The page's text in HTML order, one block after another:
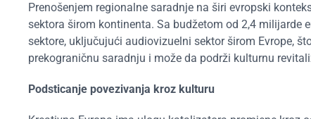
Prenošenjem regionalne saradnje na širi evropski
sektora širom kontinenta. Sa budžetom od 2,4 milijarde
sektore, uključujući audiovizuelni sektor širom Evrope,
prekograničnu saradnju i može da podrži kulturnu
Podsticanje povezivanja kroz kulturu